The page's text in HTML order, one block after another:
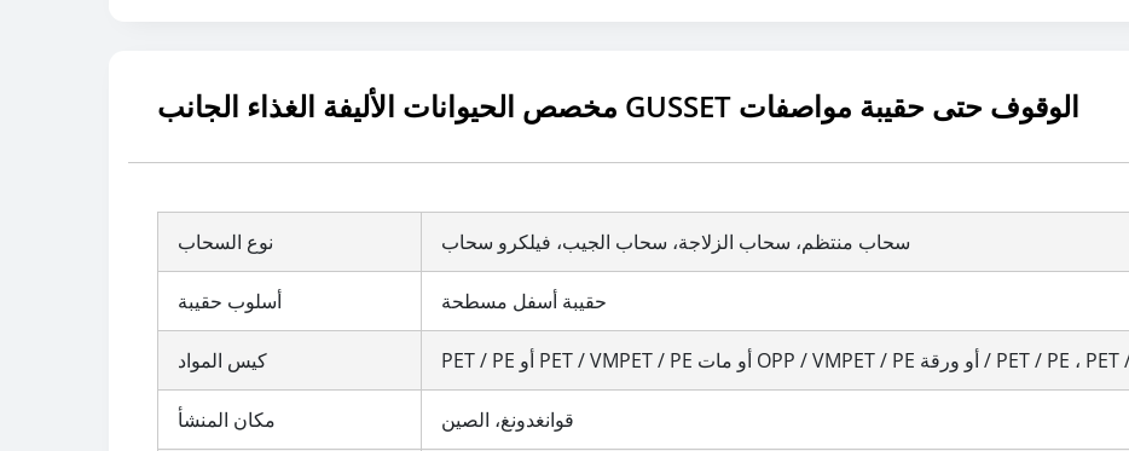
مخصص الحيوانات الأليفة الغذاء الجانب GUSSET الوقوف حتى حقيبة مواصفات
نوع السحاب سحاب منتظم، سحاب الزلاجة، سحاب الجيب، فيلكرو سحاب
أسلوب حقيبة حقيبة أسفل مسطحة
كيس المواد
مكان المنشأ قوانغدونغ، الصين